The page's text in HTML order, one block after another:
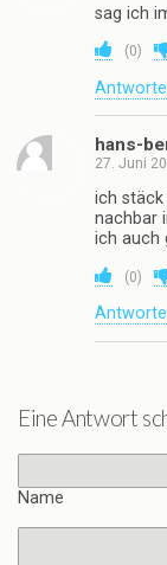
sag ich
(0)
hans-
27. Juni
ich
nachbar
ich auch
(0)
Eine Antwort
Name